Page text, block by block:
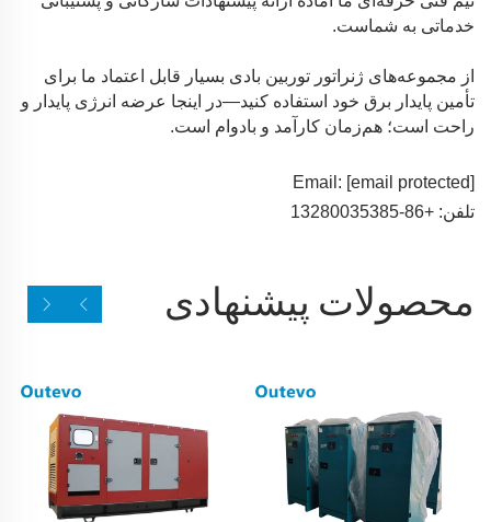
خدماتی به شماست.
از مجموعه‌های ژنراتور توربین بادی بسیار قابل اعتماد ما برای
تأمین پایدار برق خود استفاده کنید—در اینجا عرضه انرژی پایدار و
راحت است؛ هم‌زمان کارآمد و بادوام است.
Email: [email protected]
تلفن: +86-13280035385
محصولات پیشنهادی